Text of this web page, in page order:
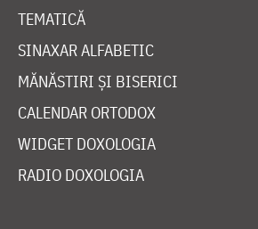
TEMATICĂ
SINAXAR ALFABETIC
MĂNĂSTIRI ȘI BISERICI
CALENDAR ORTODOX
WIDGET DOXOLOGIA
RADIO DOXOLOGIA